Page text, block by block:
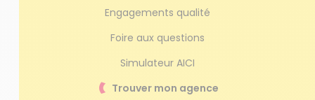
Engagements qualité
Foire aux questions
Simulateur AICI
Trouver mon agence